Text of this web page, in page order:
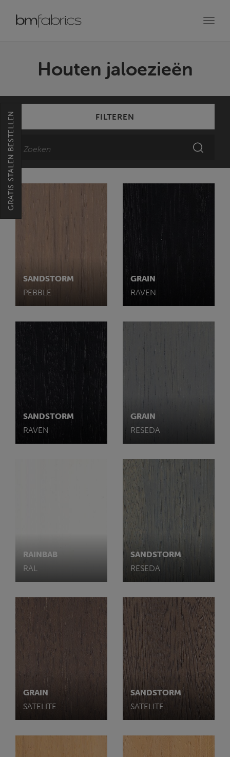
Houten jaloezieën
FILTEREN
SANDSTORM
PEBBLE
GRAIN
RAVEN
SANDSTORM
RAVEN
GRAIN
RESEDA
RAINBAB
RAL
SANDSTORM
RESEDA
GRAIN
SATELITE
SANDSTORM
SATELITE
GRATIS STALEN BESTELLEN